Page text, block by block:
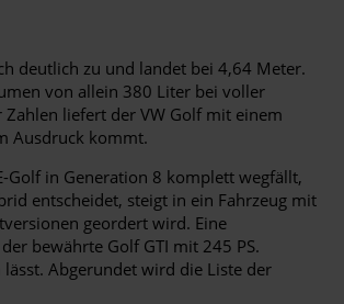
deutlich zu und landet bei 4,64 Meter.
von allein 380 Liter bei voller
liefert der VW Golf mit einem
Ausdruck kommt.
Golf in Generation 8 komplett wegfällt,
entscheidet, steigt in ein Fahrzeug mit
geordert wird. Eine
bewährte Golf GTI mit 245 PS.
Abgerundet wird die Liste der